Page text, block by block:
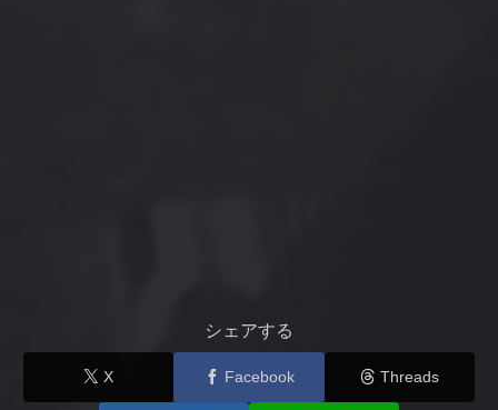
シェアする
X Facebook Threads